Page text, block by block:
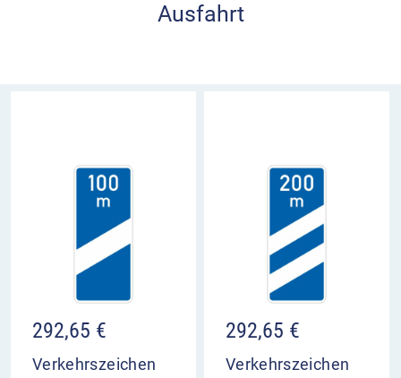
Ausfahrt
292,65 €
Verkehrszeichen
292,65 €
Verkehrszeichen